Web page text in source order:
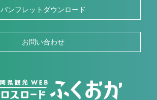
パンフレットダウンロード
お問い合わせ